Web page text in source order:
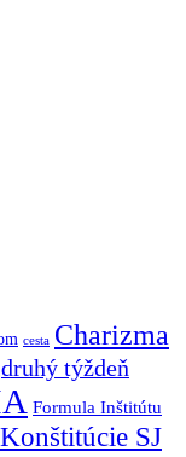
cesta Charizma
druhý týždeň
Formula Inštitútu
Konštitúcie SJ